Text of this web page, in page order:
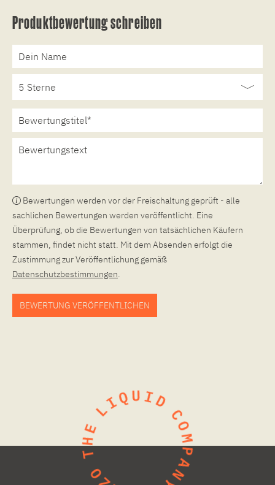
Produktbewertung schreiben
Bewertungen werden vor der Freischaltung geprüft - alle
sachlichen Bewertungen werden veröffentlicht. Eine
Überprüfung, ob die Bewertungen von tatsächlichen Käufern
stammen, findet nicht statt. Mit dem Absenden erfolgt die
Zustimmung zur Veröffentlichung gemäß
Datenschutzbestimmungen.
BEWERTUNG VERÖFFENTLICHEN